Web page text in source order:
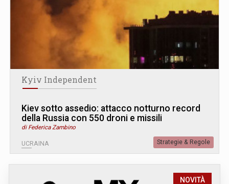
Kyiv Independent
Kiev sotto assedio: attacco notturno record
della Russia con 550 droni e missili
di Federica Zambino
UCRAINA Strategie & Regole
NOVITÀ